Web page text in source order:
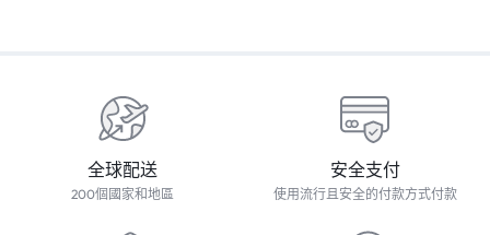
全球配送
200個國家和地區
安全支付
使用流行且安全的付款方式付款